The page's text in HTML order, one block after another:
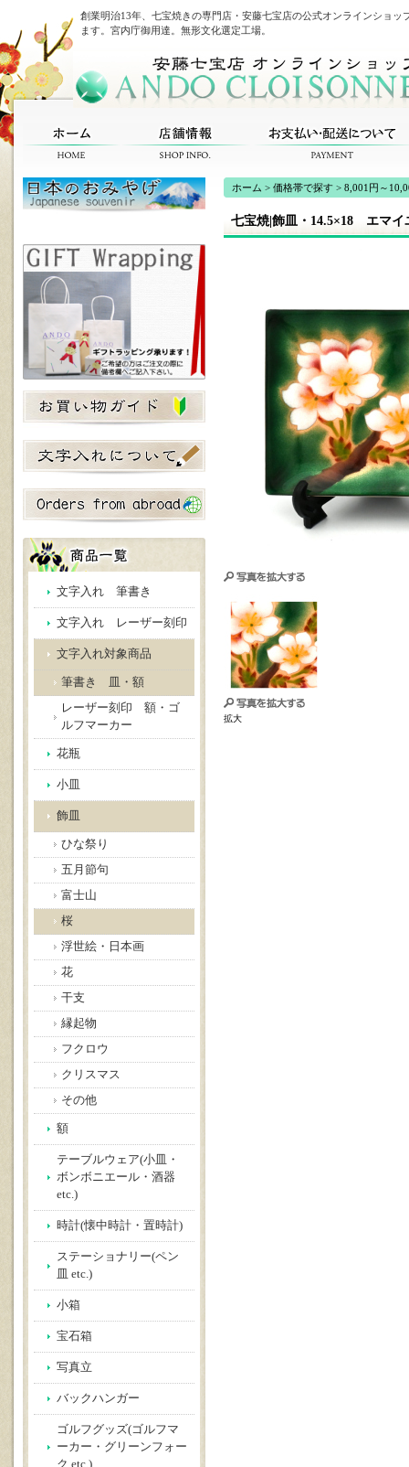
創業明治13年、七宝焼きの専門店・安藤七宝店の公式オンラインショ
ます。宮内庁御用達。無形文化選定工場。
文字入れ 筆書き
文字入れ レーザー刻印
文字入れ対象商品
筆書き 皿・額
レーザー刻印 額・ゴ
ルフマーカー
花瓶
小皿
飾皿
ひな祭り
五月節句
富士山
桜
浮世絵・日本画
花
干支
縁起物
フクロウ
クリスマス
その他
額
テーブルウェア(小皿・
ボンボニエール・酒器
etc.)
時計(懐中時計・置時計)
ステーショナリー(ペン
皿 etc.)
小箱
宝石箱
写真立
バックハンガー
ゴルフグッズ(ゴルフマ
ーカー・グリーンフォー
ク etc.)
ホーム > 価格帯で探す > 8,001円～
七宝焼|飾皿・14.5×18 エマ
拡大